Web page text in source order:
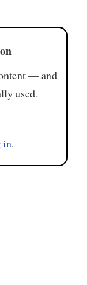
— and
used.
in.